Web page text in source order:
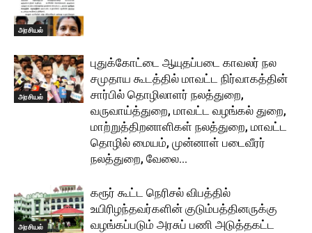
அரசியல்
அரசியல்
புதுக்கோட்டை ஆயுதப்படை காவலர் நல
சமுதாய கூடத்தில் மாவட்ட நிர்வாகத்தின்
சார்பில் தொழிலாளர் நலத்துறை,
வருவாய்த்துறை, மாவட்ட வழங்கல் துறை,
மாற்றுத்திறனாளிகள் நலத்துறை, மாவட்ட
தொழில் மையம், முன்னாள் படைவீரர்
நலத்துறை, வேலை...
அரசியல்
கரூர் கூட்ட நெரிசல் விபத்தில்
உயிரிழந்தவர்களின் குடும்பத்தினருக்கு
வழங்கப்படும் அரசுப் பணி அடுத்தகட்ட